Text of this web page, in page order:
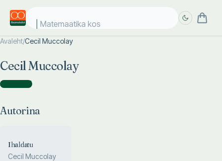
Matemaatika kosm
Avaleht/Cecil Muccolay
Cecil Muccolay
Autorina )
Autorina
Ihaldatu
Cecil Muccolay